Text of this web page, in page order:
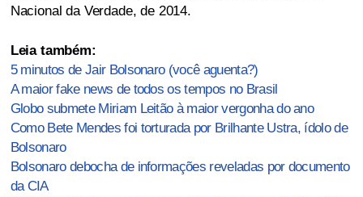
Nacional da Verdade, de 2014.
Leia também:
5 minutos de Jair Bolsonaro (você aguenta?)
A maior fake news de todos os tempos no Brasil
Globo submete Miriam Leitão à maior vergonha do ano
Como Bete Mendes foi torturada por Brilhante Ustra, ídolo de
Bolsonaro
Bolsonaro debocha de informações reveladas por documento
da CIA